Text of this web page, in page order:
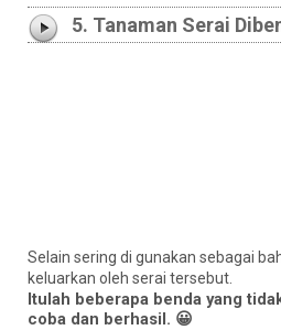
5. Tanaman Serai
Selain sering di gunakan sebagai
keluarkan oleh serai tersebut.
Itulah beberapa benda yang
coba dan berhasil. 😀